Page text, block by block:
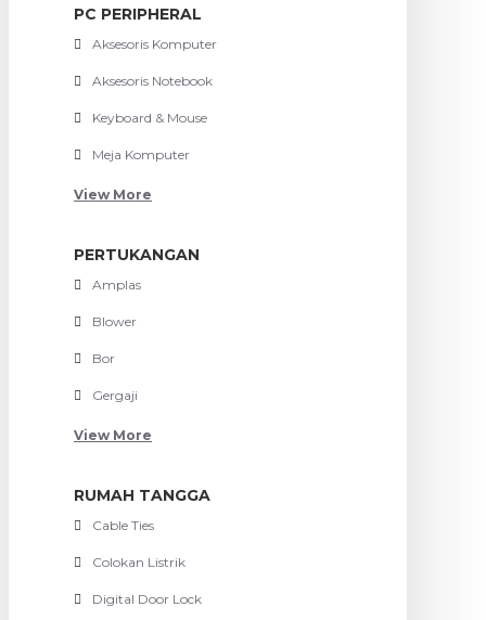
PC PERIPHERAL
Aksesoris Komputer
Aksesoris Notebook
Keyboard & Mouse
Meja Komputer
View More
PERTUKANGAN
Amplas
Blower
Bor
Gergaji
View More
RUMAH TANGGA
Cable Ties
Colokan Listrik
Digital Door Lock